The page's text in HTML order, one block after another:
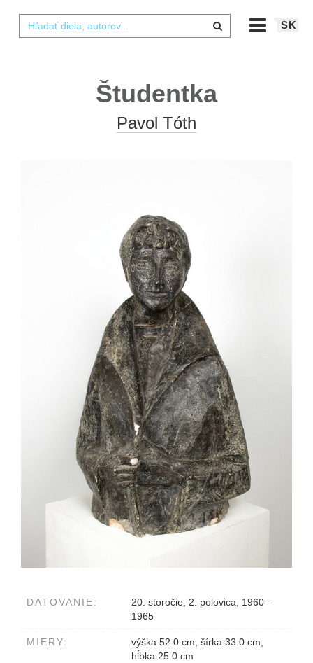
SK
Študentka
Pavol Tóth
DATOVANIE:
20. storočie, 2. polovica, 1960–
1965
MIERY:
výška 52.0 cm, šírka 33.0 cm,
hĺbka 25.0 cm